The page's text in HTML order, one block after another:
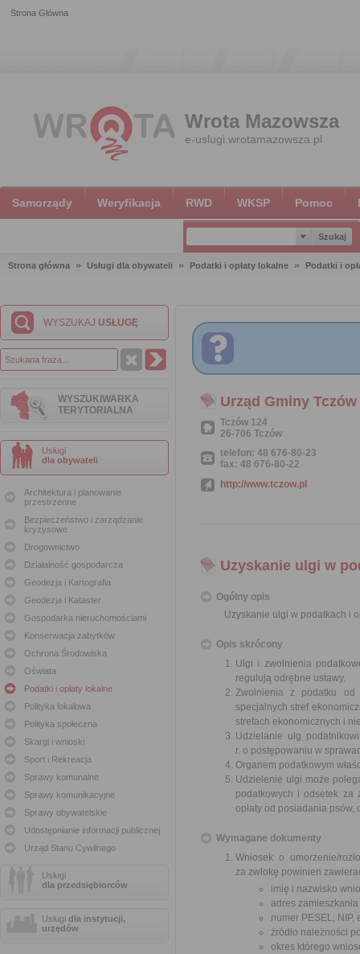
Strona Główna
Wrota Mazowsza
e-uslugi.wrotamazowsza.pl
Samorządy Weryfikacja RWD WKSP Pomoc
Strona główna Usługi dla obywateli Podatki i opłaty lokalne Podatki i
WYSZUKAJ USŁUGĘ
WYSZUKIWARKA
TERYTORIALNA
Usługi
dla obywateli
Architektura i planowanie
przestrzenne
Bezpieczeństwo i zarządzanie
kryzysowe
Drogownictwo
Działalność gospodarcza
Geodezja i Kartografia
Geodezja i Kataster
Gospodarka nieruchomościami
Konserwacja zabytków
Ochrona Środowiska
Oświata
Podatki i opłaty lokalne
Polityka lokalowa
Polityka społeczna
Skargi i wnioski
Sport i Rekreacja
Sprawy komunalne
Sprawy komunikacyjne
Sprawy obywatelskie
Udostępnianie informacji publicznej
Urząd Stanu Cywilnego
Usługi
dla przedsiębiorców
Usługi dla instytucji,
urzędów
Urząd Gminy Tczów
Tczów 124
26-706 Tczów
telefon: 48 676-80-23
fax: 48 676-80-22
http://www.tczow.pl
Uzyskanie ulgi w
Ogólny opis
Uzyskanie ulgi w podatkach i
Opis skrócony
Ulgi i zwolnienia
regulują odrębne ustawy.
Zwolnienia z podatku od
specjalnych stref
strefach ekonomicznych i
Udzielanie ulg
r. o postępowaniu w
Organem podatkowym
Udzielenie ulgi może
podatkowych i odsetek za
opłaty od posiadania psów,
Wymagane dokumenty
Wniosek o umorzenie/
za zwłokę powinien
imię i nazwisko
adres
numer PESEL,
źródło należności
okres którego